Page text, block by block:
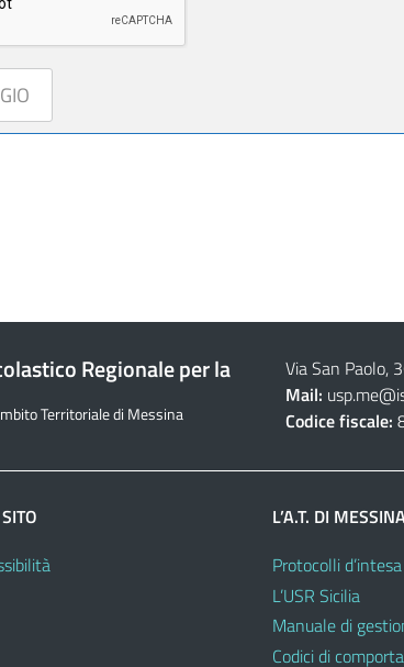
Regionale per la
Territoriale di Messina
Via San Paolo,
Mail:
Codice fiscale:
L’A.T. DI
Protocolli d’intesa
L’USR Sicilia
Manuale di
Codici di